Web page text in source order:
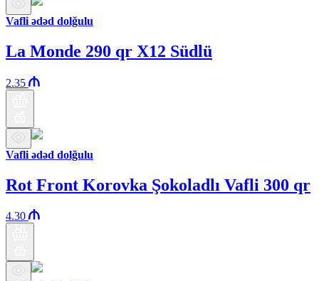
Vafli ədəd dolğulu
La Monde 290 qr X12 Südlü
2.35
Vafli ədəd dolğulu
Rot Front Korovka Şokoladlı Vafli 300 qr
4.30